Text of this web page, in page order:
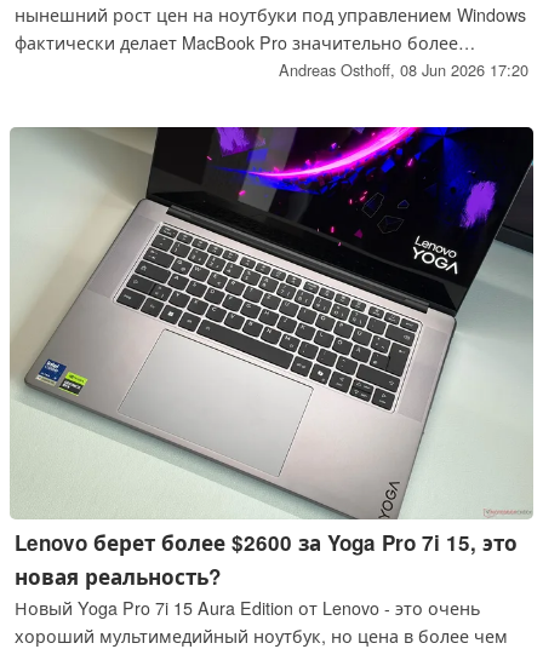
нынешний рост цен на ноутбуки под управлением Windows
фактически делает MacBook Pro значительно более
дешевым вариантом. Это проблема для мультимедийных
Andreas Osthoff, 08 Jun 2026 17:20
Lenovo берет более $2600 за Yoga Pro 7i 15, это
новая реальность?
Новый Yoga Pro 7i 15 Aura Edition от Lenovo - это очень
хороший мультимедийный ноутбук, но цена в более чем